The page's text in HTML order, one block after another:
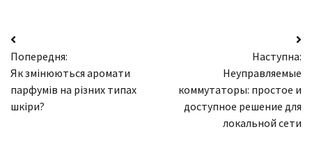
Навігація
записів
Попередня:
Як змінюються аромати
парфумів на різних типах
шкіри?
Наступна:
Неуправляемые
коммутаторы: простое и
доступное решение для
локальной сети